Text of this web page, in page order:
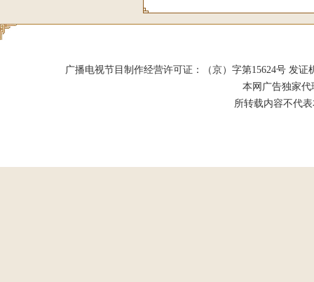
广播电视节目制作经营许可证：（京）字第15624号 发证
本网广告独家
所转载内容不代